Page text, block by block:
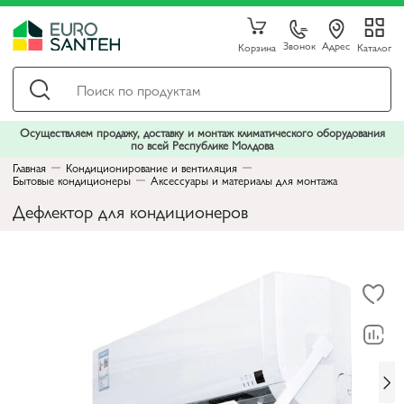
Корзина Звонок Адрес Каталог
Осуществляем продажу, доставку и монтаж климатического оборудования
по всей Республике Молдова
Главная
Кондиционирование и вентиляция
Бытовые кондиционеры Аксессуары и материалы для монтажа
Дефлектор для кондиционеров